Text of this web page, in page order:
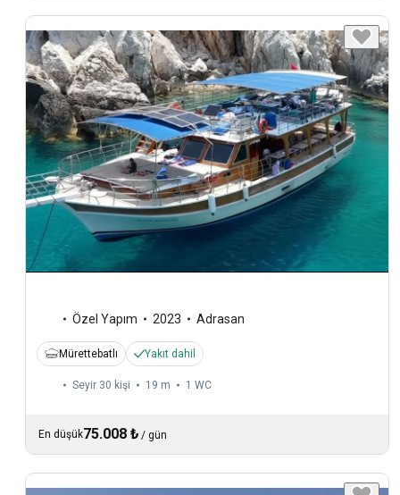
Özel Yapım 2023 Adrasan
Mürettebatlı Yakıt dahil
Seyir 30 kişi 19 m 1 WC
En düşük75.008 ₺ / gün